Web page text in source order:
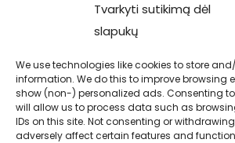
Tvarkyti sutikimą dėl
slapukų
We use technologies like cookies to store
information. We do this to improve browsing
show (non-) personalized ads. Consenting
will allow us to process data such as
IDs on this site. Not consenting or
adversely affect certain features and
Kontaktai
info@bodyfoodas.lt
+370 600 77017